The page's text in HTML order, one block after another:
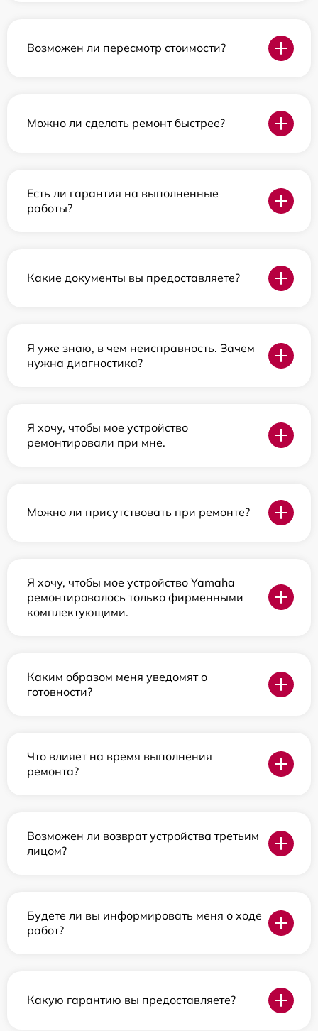
Возможен ли пересмотр стоимости?
Можно ли сделать ремонт быстрее?
Есть ли гарантия на выполненные
работы?
Какие документы вы предоставляете?
Я уже знаю, в чем неисправность. Зачем
нужна диагностика?
Я хочу, чтобы мое устройство
ремонтировали при мне.
Можно ли присутствовать при ремонте?
Я хочу, чтобы мое устройство Yamaha
ремонтировалось только фирменными
комплектующими.
Каким образом меня уведомят о
готовности?
Что влияет на время выполнения
ремонта?
Возможен ли возврат устройства третьим
лицом?
Будете ли вы информировать меня о ходе
работ?
Какую гарантию вы предоставляете?